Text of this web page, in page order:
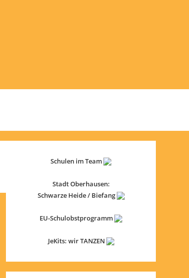
Schulen im Team
Stadt Oberhausen:
Schwarze Heide / Biefang
EU-Schulobstprogramm
JeKits: wir TANZEN